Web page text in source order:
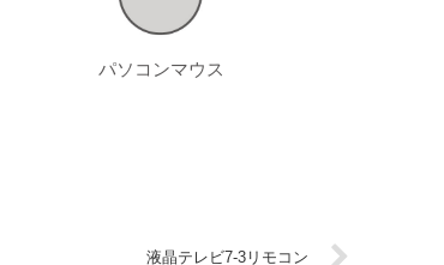
パソコンマウス
液晶テレビ7-3リモコン